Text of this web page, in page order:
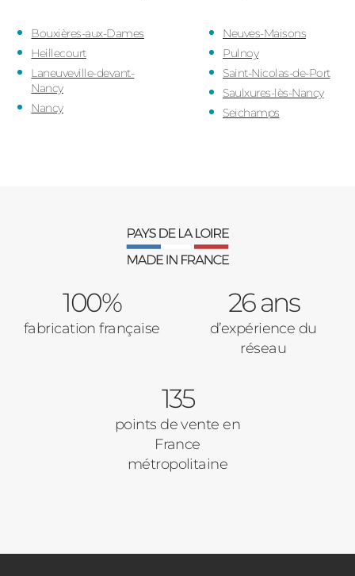
Bouxières-aux-Dames
Heillecourt
Laneuveville-devant-
Nancy
Nancy
Neuves-Maisons
Pulnoy
Saint-Nicolas-de-Port
Saulxures-lès-Nancy
Seichamps
100%
fabrication française
26 ans
d’expérience du
réseau
135
points de vente en
France
métropolitaine